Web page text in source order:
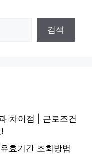
검색
차이점 | 근로조건
효기간 조회방법